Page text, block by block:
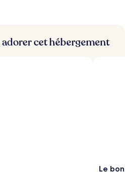
cet hébergement
Le